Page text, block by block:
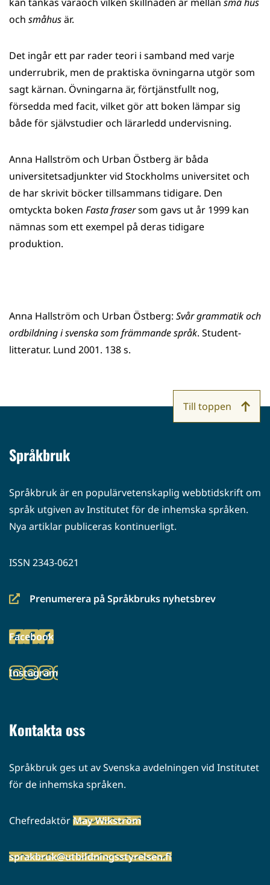
och småhusär.
Det ingår ett par rader teori i samband med varje
underrubrik, men de praktiska övningarna utgör som
sagt kärnan. Övningarna är, förtjänstfullt nog,
försedda med facit, vilket gör att boken lämpar sig
både för självstudier och lärarledd undervisning.
Anna Hallström och Urban Östberg är båda
universitetsadjunkter vid Stockholms universitet och
de har skrivit böcker tillsammans tidigare. Den
omtyckta boken Fasta frasersom gavs ut år 1999 kan
nämnas som ett exempel på deras tidigare
produktion.
Anna Hallström och Urban Östberg: Svår grammatik och
ordbildning i svenska som främmande språk. Student-
litteratur. Lund 2001. 138 s.
Språkbruk
Språkbruk är en populärvetenskaplig webbtidskrift om
språk utgiven av Institutet för de inhemska språken.
Nya artiklar publiceras kontinuerligt.
ISSN 2343-0621
Prenumerera på Språkbruks nyhetsbrev
(siirryt
palveluun)
Facebook
(siirryt
palveluun)
Instagram
(siirryt
Kontakta oss
Språkbruk ges ut av Svenska avdelningen vid Institutet
för de inhemska språken.
ChefredaktörMay Wikström
sprakbruk@utbildningsstyrelsen.fi
Till toppen